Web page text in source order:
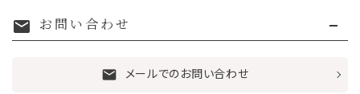
mail お問い合わせ
mail メールでのお問い合わせ